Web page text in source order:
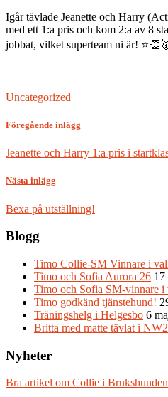
Igår tävlade Jeanette och Harry
med ett 1:a pris och kom 2:a av 8
jobbat, vilket superteam ni är!
Uncategorized
Föregående inlägg
Jeanette och Harry 1:a pris i
Nästa inlägg
Bexa på utställning!
Blogg
Timo Collie-SM Vinnare i
Timo och Sofia Aurora 26 17
Timo och Sofia SM-vinnare i
Timo godkänd tjänstehund!
Träningshelg i Helgesbo 6
Britta med matte tävlat i NW2
Nyheter
Bra artikel om Collie i Brukshunden